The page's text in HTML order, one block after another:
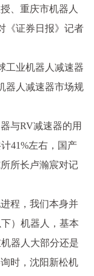
、重庆市机器人
《证券日报》记者
工业机器人减速器
器人减速器市场规
与RV减速器的用
41%左右，国产
所长卢瀚宸对记
程，我们本身并
）机器人，基本
器人大部分还是
时，沈阳新松机